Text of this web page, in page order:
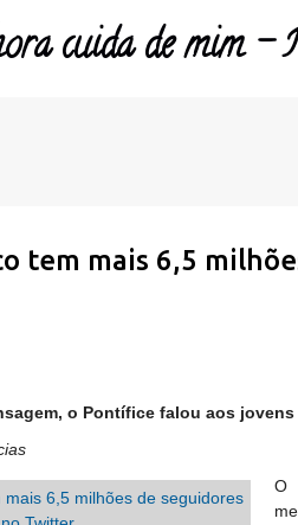
cuida de mim -
tem mais 6,5
o Pontífice falou aos
O